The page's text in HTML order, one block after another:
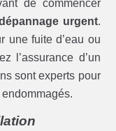
de commencer
urgent.
une fuite d’eau ou
l’assurance d’un
sont experts pour